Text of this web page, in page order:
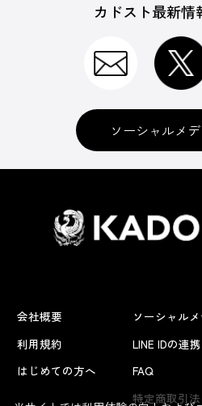
カドスト最新情
ソーシャルメ
会社概要
利用規約
はじめての方へ
ソーシャル
LINE IDの連
FAQ
特定商取引法